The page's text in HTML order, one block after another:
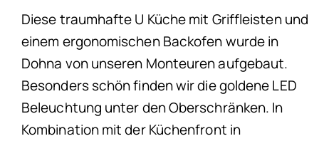
Diese traumhafte U Küche mit Griffleisten und
einem ergonomischen Backofen wurde in
Dohna von unseren Monteuren aufgebaut.
Besonders schön finden wir die goldene LED
Beleuchtung unter den Oberschränken. In
Kombination mit der Küchenfront in